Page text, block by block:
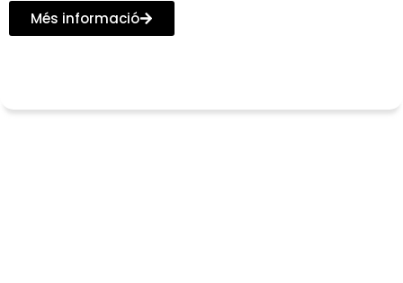
Més informació